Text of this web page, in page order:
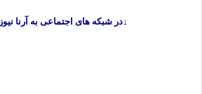
↓در شبکه های اجتماعی به آرنا نیوز